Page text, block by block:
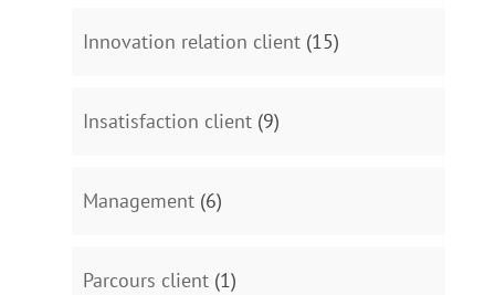
Innovation relation client(15)
Insatisfaction client(9)
Management(6)
Parcours client(1)